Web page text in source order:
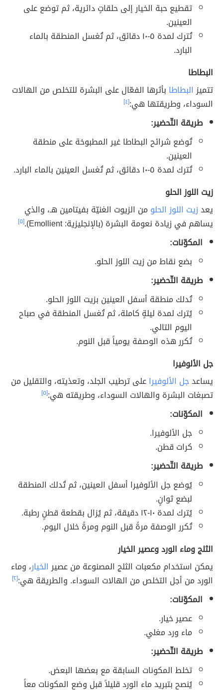
تقطيع حبة الخيار إلى حلقاتٍ دائرية، ثم توضع على
العينين.
تُترك لمدة ٥-١٠ دقائق، ثم تُغسل المنطقة بالماء
البارد.
البطاطا
تتميزالبطاطا بأثرها الفعّال على البشرة للتخلص من الهالات
السوداء، وطريقتها هي:[٤]
طريقة التّحضير:
تُوضع شرائح البطاطا غير المطبوخة على منطقة
العينين.
تُترك لمدة ٥-١٠ دقائق، ثم تُغسل العينين بالماء البارد.
زيت اللوز الحلو
يعدزيت اللوز الحلو من الزيوت الغنيّة بفيتامين هـ، والذي
يساهم في زيادة نعومة البشرة (بالإنجليزية: Emollient).
[٥]
المكوّنات:
بضع نقاط من زيت اللوز الحلو.
طريقة التّحضير:
تُدلك منطقة أسفل العينين بزيت اللوز الحلو.
يُترك لمدة ليلةٍ كاملة، ثم تُغسل المنطقة في صباح
اليوم التالي.
تُكرر هذه الوصفة يومياً قبل النوم.
جل الألوفيرا
يساعدجل الألوفيراعلى ترطيب الجلد، وتعذيته، والتقليل من
تصبغات البشرة والهالات السوداء، وطريقته هي:[٥]
المكوّنات:
جل الألوفيرا.
كرات قطن.
طريقة التّحضير:
يُوضع جل الألوفيرا أسفل العينين، ثم تُدلك المنطقة
لبضع ثوانٍ.
يُترك لمدة ١٠-١٢ دقيقة، ثم يُزال بقطعة قطنٍ رطبة.
تُكرر الوصفة مرةً قبل النوم ومرةً خلال اليوم.
الثلج وماء الورد وعصير الخيار
يمكن استخدام مكعبات الثلج المصنوعة من عصيرالخيار، وماء
الورد من أجل التخلص من الهالات السوداء. والطريقة هي:[٢]
المكوّنات:
عصير خيار.
ماء ورد مغلي.
طريقة التّحضير:
تخلط المكونات السابقة مع بعضها البعض.
يُنصح بتبريد ماء الورد قليلاً قبل وضع المكونات معاً